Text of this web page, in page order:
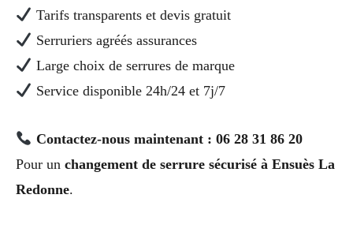
Tarifs transparents et devis gratuit
Serruriers agréés assurances
Large choix de serrures de marque
Service disponible 24h/24 et 7j/7
Contactez-nous maintenant : 06 28 31 86 20
Pour un changement de serrure sécurisé à Ensuès La
Redonne.